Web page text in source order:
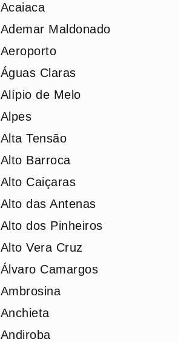
Acaiaca
Ademar Maldonado
Aeroporto
Águas Claras
Alípio de Melo
Alpes
Alta Tensão
Alto Barroca
Alto Caiçaras
Alto das Antenas
Alto dos Pinheiros
Alto Vera Cruz
Álvaro Camargos
Ambrosina
Anchieta
Andiroba